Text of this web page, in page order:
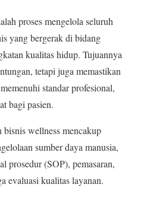
proses mengelola seluruh
yang bergerak di bidang
kualitas hidup. Tujuannya
tetapi juga memastikan
standar profesional,
bagi pasien.
wellness mencakup
sumber daya manusia,
prosedur (SOP), pemasaran,
evaluasi kualitas layanan.